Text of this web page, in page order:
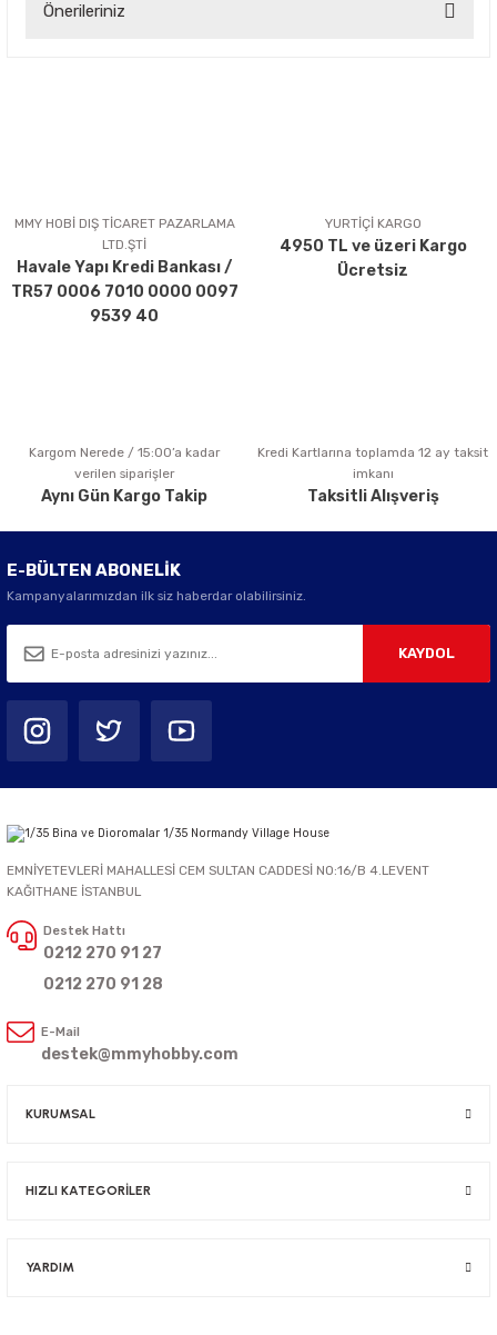
Önerileriniz
Ürün açıklamasında eksik bilgiler bulunuyor.
Ürün bilgilerinde hatalar bulunuyor.
Ürün fiyatı diğer sitelerden daha pahalı.
Bu ürüne benzer farklı alternatifler olmalı.
Gönder
MMY HOBİ DIŞ TİCARET PAZARLAMA
LTD.ŞTİ
Havale Yapı Kredi Bankası /
TR57 0006 7010 0000 0097
9539 40
YURTİÇİ KARGO
4950 TL ve üzeri Kargo
Ücretsiz
Kargom Nerede / 15:00’a kadar
verilen siparişler
Aynı Gün Kargo Takip
Kredi Kartlarına toplamda 12 ay taksit
imkanı
Taksitli Alışveriş
E-BÜLTEN ABONELİK
Kampanyalarımızdan ilk siz haberdar olabilirsiniz.
KAYDOL
EMNİYETEVLERİ MAHALLESİ CEM SULTAN CADDESİ NO:16/B 4.LEVENT
KAĞITHANE İSTANBUL
Destek Hattı
0212 270 91 27
0212 270 91 28
E-Mail
destek@mmyhobby.com
KURUMSAL
HIZLI KATEGORİLER
YARDIM